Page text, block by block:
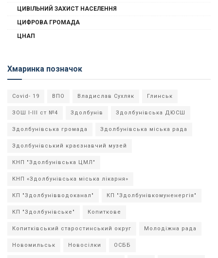
ЦИВІЛЬНИЙ ЗАХИСТ НАСЕЛЕННЯ
ЦИФРОВА ГРОМАДА
ЦНАП
Хмаринка позначок
Covid- 19 ВПО Владислав Сухляк Глинськ
ЗОШ І-ІІІ ст №4 Здолбунів Здолбунівська ДЮСШ
Здолбунівська громада Здолбунівська міська рада
Здолбунівський краєзнавчий музей
КНП "Здолбунівська ЦМЛ"
КНП «Здолбунівська міська лікарня»
КП "Здолбунівводоканал" КП "Здолбунівкомуненергія"
КП "Здолбунівське" Копиткове
Копитківський старостинський округ Молодіжна рада
Новомильськ Новосілки ОСББ